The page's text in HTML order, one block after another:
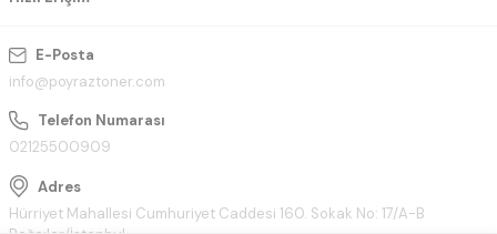
E-Posta
info@poyraztoner.com
Telefon Numarası
02125500909
Adres
Hürriyet Mahallesi Cumhuriyet Caddesi 160. Sokak No: 17/A-B